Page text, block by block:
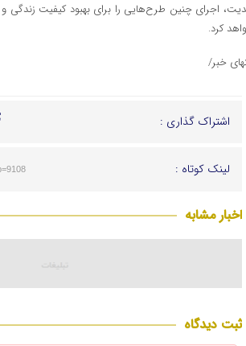
اجرای چنین طرح‌هایی را برای بهبود کیفیت زندگی
کرد.
خبر/
اشتراک گذاری :
لینک کوتاه :
اخبار مشابه
ثبت دیدگاه